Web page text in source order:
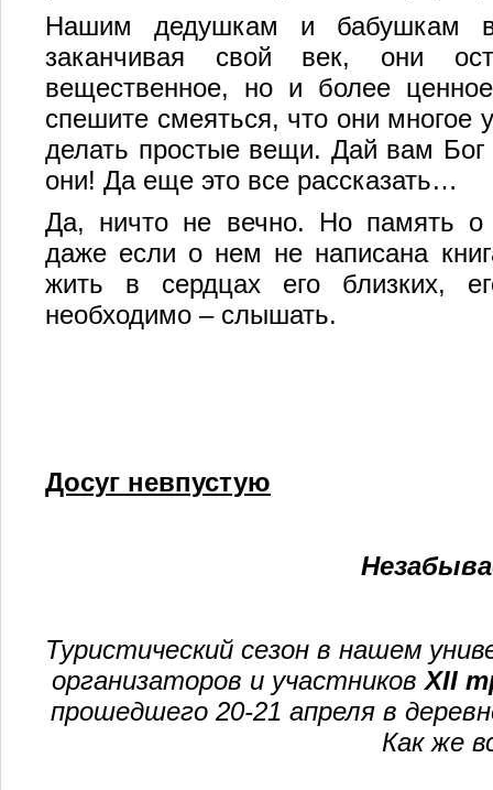
Нашим дедушкам и бабушкам
заканчивая свой век, они
вещественное, но и более
спешите смеяться, что они многое
делать простые вещи. Дай вам Бог
они! Да еще это все рассказать…
Да, ничто не вечно. Но память о
даже если о нем не написана
жить в сердцах его близких,
необходимо – слышать.
Досуг невпустую
Туристический сезон в нашем
организаторов и участников XII
прошедшего 20-21 апреля в
Как же